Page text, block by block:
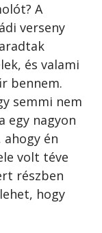
A
verseny
és valami
bennem.
semmi nem
egy nagyon
én
volt téve
részben
hogy